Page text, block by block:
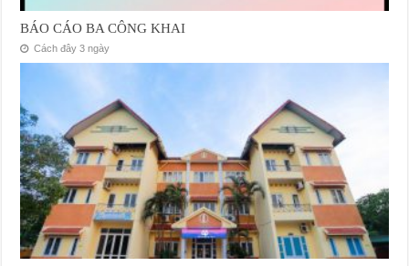
BÁO CÁO BA CÔNG KHAI
Cách đây 3 ngày